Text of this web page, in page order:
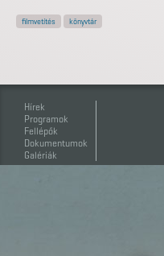
filmvetítés könyvtár
Hírek
Programok
Fellépők
Dokumentumok
Galériák